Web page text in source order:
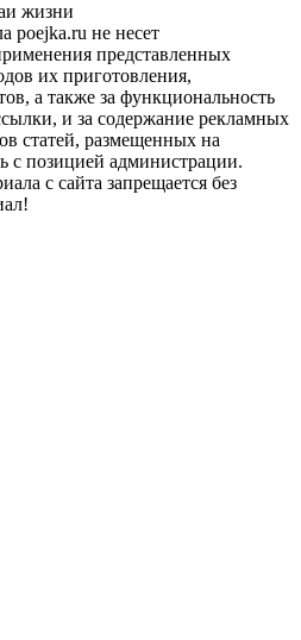
жизни
poejka.ru не несет
представленных
их приготовления,
а также за функциональность
и за содержание рекламных
статей, размещенных на
с позицией администрации.
с сайта запрещается без